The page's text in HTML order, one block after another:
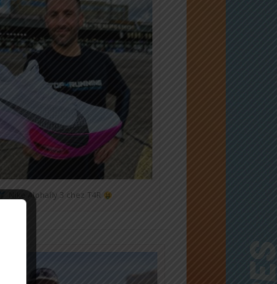
Nike Alphafly 3 chez T4R